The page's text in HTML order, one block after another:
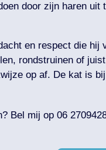
door zijn haren
en respect die
rondstruinen of
op af. De kat is
Bel mij op 06